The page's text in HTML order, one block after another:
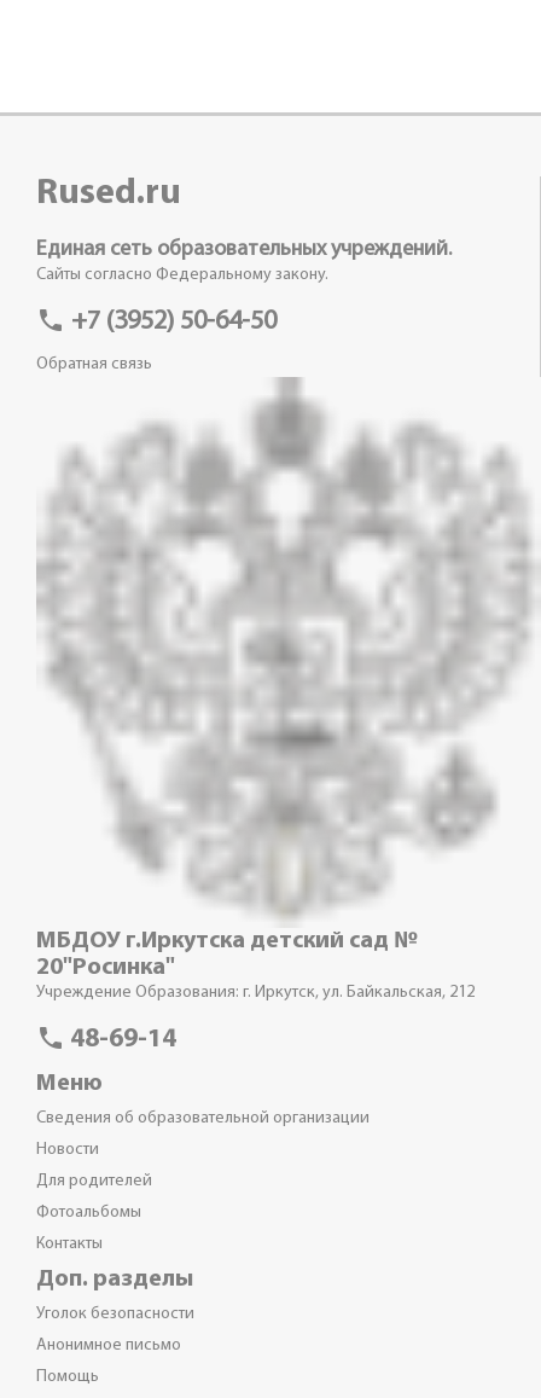
Rused.ru
Единая сеть образовательных учреждений.
Сайты согласно Федеральному закону.
phone +7 (3952) 50-64-50
Обратная связь
МБДОУ г.Иркутска детский сад №
20"Росинка"
Учреждение Образования: г. Иркутск, ул. Байкальская, 212
phone 48-69-14
Меню
Сведения об образовательной организации
Новости
Для родителей
Фотоальбомы
Контакты
Доп. разделы
Уголок безопасности
Анонимное письмо
Помощь